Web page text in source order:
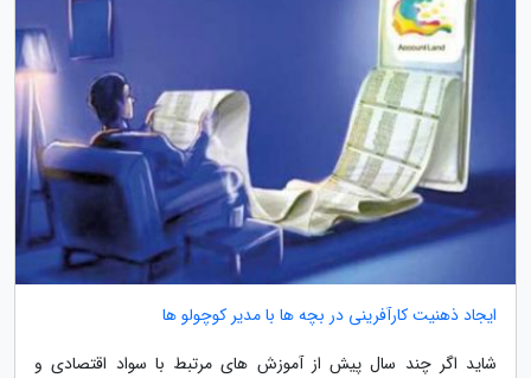
ایجاد ذهنیت کارآفرینی در بچه ها با مدیر کوچولو ها
شاید اگر چند سال پیش از آموزش های مرتبط با سواد اقتصادی و